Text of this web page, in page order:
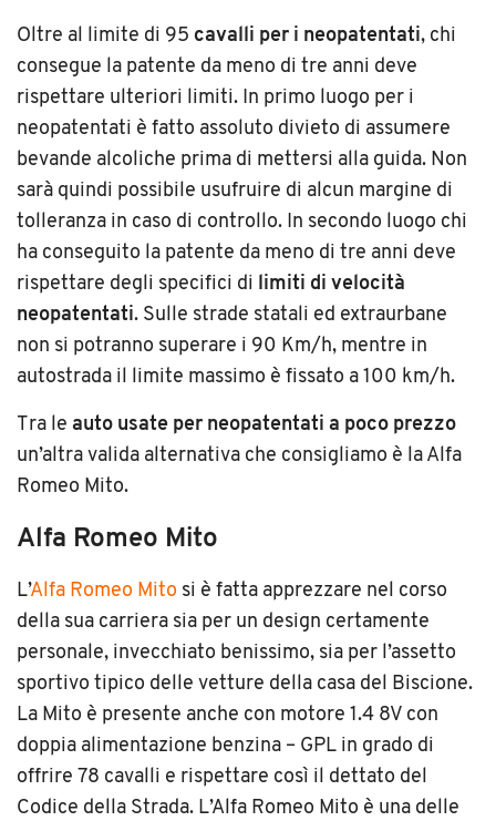
Oltre al limite di 95 cavalli per i neopatentati, chi
consegue la patente da meno di tre anni deve
rispettare ulteriori limiti. In primo luogo per i
neopatentati è fatto assoluto divieto di assumere
bevande alcoliche prima di mettersi alla guida. Non
sarà quindi possibile usufruire di alcun margine di
tolleranza in caso di controllo. In secondo luogo chi
ha conseguito la patente da meno di tre anni deve
rispettare degli specifici di limiti di velocità
neopatentati. Sulle strade statali ed extraurbane
non si potranno superare i 90 Km/h, mentre in
autostrada il limite massimo è fissato a 100 km/h.
Tra le auto usate per neopatentati a poco prezzo
un’altra valida alternativa che consigliamo è la Alfa
Romeo Mito.
Alfa Romeo Mito
L’Alfa Romeo Mito si è fatta apprezzare nel corso
della sua carriera sia per un design certamente
personale, invecchiato benissimo, sia per l’assetto
sportivo tipico delle vetture della casa del Biscione.
La Mito è presente anche con motore 1.4 8V con
doppia alimentazione benzina – GPL in grado di
offrire 78 cavalli e rispettare così il dettato del
Codice della Strada. L’Alfa Romeo Mito è una delle